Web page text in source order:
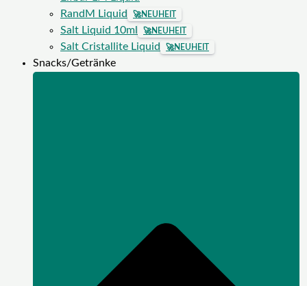
RandM Liquid
🚀NEUHEIT
Salt Liquid 10ml 🚀NEUHEIT
Salt Cristallite Liquid 🚀NEUHEIT
Snacks/Getränke